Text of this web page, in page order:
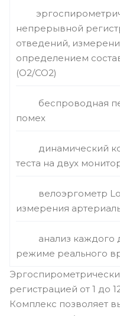
непрерывной
отведений,
определением
(O2/CO2)
беспроводная
помех
динамический
теста на двух
велоэргометр
измерения
анализ каждого
режиме реального
регистрацией от 1 до
Комплекс позволяет